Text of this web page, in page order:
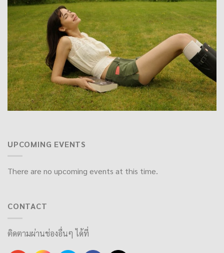
UPCOMING EVENTS
There are no upcoming events at this time.
CONTACT
ติดตามผ่านช่องอื่นๆ ได้ที่